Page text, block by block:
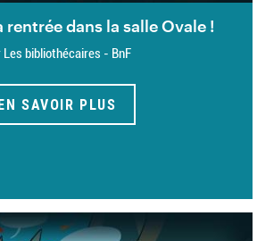
rentrée dans la salle Ovale !
Les bibliothécaires - BnF
SAVOIR PLUS